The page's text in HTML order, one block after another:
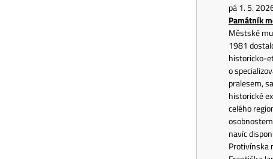
pá 1. 5.
Památník
Městské
1981
historicko-
o
pralesem,
historické
celého
navíc
Protivínska